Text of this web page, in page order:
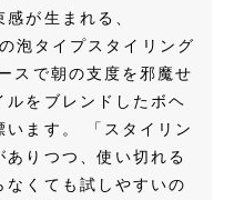
が生まれる、
泡タイプスタイリング
スで朝の支度を邪魔せ
をブレンドしたボヘ
います。 「スタイリン
りつつ、使い切れる
なくても試しやすいの